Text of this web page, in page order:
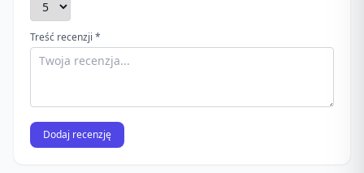
Treść recenzji *
Dodaj recenzję